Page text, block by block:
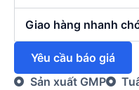
Giao hàng nhanh
Yêu cầu báo giá
Sản xuất GMP